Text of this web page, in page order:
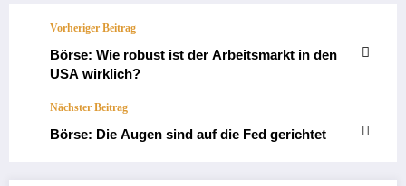
Vorheriger Beitrag
Börse: Wie robust ist der Arbeitsmarkt in den
USA wirklich?
Nächster Beitrag
Börse: Die Augen sind auf die Fed gerichtet